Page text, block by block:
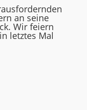
an seine
Wir feiern
letztes Mal